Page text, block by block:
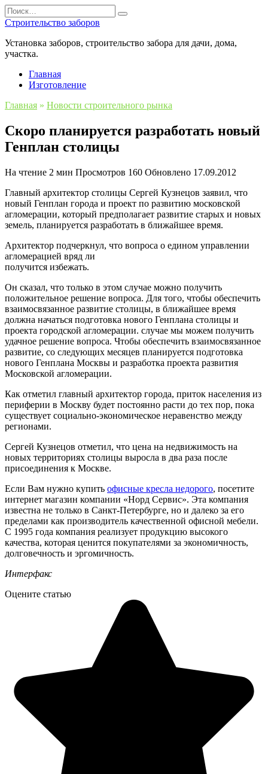
Перейти
к
содержанию
Search
for:
Строительство заборов
Установка заборов, строительство забора для дачи, дома,
участка.
Главная
Изготовление
Главная » Новости строительного рынка
Скоро планируется разработать новый
Генплан столицы
На чтение 2 мин Просмотров 160 Обновлено 17.09.2012
Главный архитектор столицы Сергей Кузнецов заявил, что
новый Генплан города и проект по развитию московской
агломерации, который предполагает развитие старых и новых
земель, планируется разработать в ближайшее время.
Архитектор подчеркнул, что вопроса о едином управлении
агломерацией вряд ли
получится избежать.
Он сказал, что только в этом случае можно получить
положительное решение вопроса. Для того, чтобы обеспечить
взаимосвязанное развитие столицы, в ближайшее время
должна начаться подготовка нового Генплана столицы и
проекта городской агломерации. случае мы можем получить
удачное решение вопроса. Чтобы обеспечить взаимосвязанное
развитие, со следующих месяцев планируется подготовка
нового Генплана Москвы и разработка проекта развития
Московской агломерации.
Как отметил главный архитектор города, приток населения из
периферии в Москву будет постоянно расти до тех пор, пока
существует социально-экономическое неравенство между
регионами.
Сергей Кузнецов отметил, что цена на недвижимость на
новых территориях столицы выросла в два раза после
присоединения к Москве.
Если Вам нужно купить офисные кресла недорого, посетите
интернет магазин компании «Норд Сервис». Эта компания
известна не только в Санкт-Петербурге, но и далеко за его
пределами как производитель качественной офисной мебели.
С 1995 года компания реализует продукцию высокого
качества, которая ценится покупателями за экономичность,
долговечность и эргомичность.
Интерфакс
Оцените статью